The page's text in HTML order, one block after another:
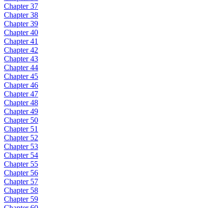
Chapter 37
Chapter 38
Chapter 39
Chapter 40
Chapter 41
Chapter 42
Chapter 43
Chapter 44
Chapter 45
Chapter 46
Chapter 47
Chapter 48
Chapter 49
Chapter 50
Chapter 51
Chapter 52
Chapter 53
Chapter 54
Chapter 55
Chapter 56
Chapter 57
Chapter 58
Chapter 59